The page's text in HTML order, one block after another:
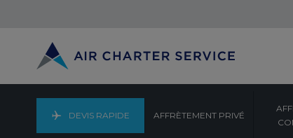
DEVIS RAPIDE AFFRÈTEMENT PRIVÉ